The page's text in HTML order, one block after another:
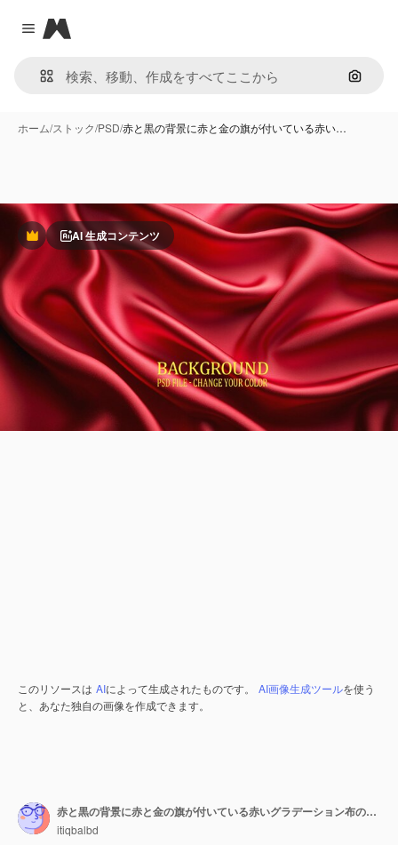
Close menu
Magnific
画像で
ホーム/ストック/PSD/赤と黒の背景に赤と金の旗が付いている赤い…
PremiumAI 生成コンテンツ
このリソースは AIによって生成されたものです。 AI画像生成ツールを使う
と、あなた独自の画像を作成できます。
赤と黒の背景に赤と金の旗が付いている赤いグラデーション布の背景
itiqbalbd